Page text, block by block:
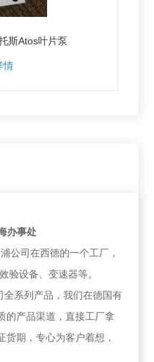
斯Atos叶片泵
情
办事处
公司在西德的一个工厂，
验设备、变速器等。
全系列产品，我们在德国有
的产品渠道，直接工厂拿
期，专心为客户着想，